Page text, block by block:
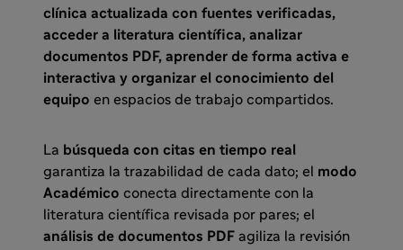
clínica actualizada con fuentes verificadas,
acceder a literatura científica, analizar
documentos PDF, aprender de forma activa e
interactiva y organizar el conocimiento del
equipo en espacios de trabajo compartidos.
La búsqueda con citas en tiempo real
garantiza la trazabilidad de cada dato; el modo
Académico conecta directamente con la
literatura científica revisada por pares; el
análisis de documentos PDF agiliza la revisión